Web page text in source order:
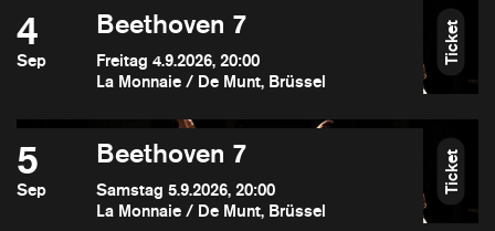
4
Sep
Beethoven 7
Freitag 4.9.2026, 20:00
La Monnaie / De Munt, Brüssel
Ticket
5
Sep
Beethoven 7
Samstag 5.9.2026, 20:00
La Monnaie / De Munt, Brüssel
Ticket